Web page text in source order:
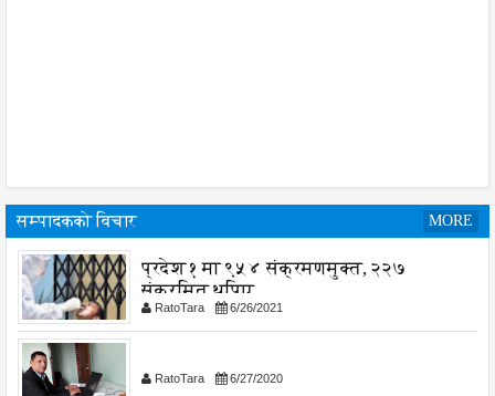
सम्पादकको विचार MORE
प्रदेश १ मा ९५४ संक्रमणमुक्त, २२७
संक्रमित थपिए
RatoTara 6/26/2021
RatoTara 6/27/2020